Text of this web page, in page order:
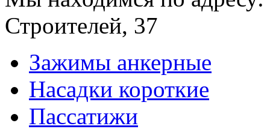
Строителей, 37
Зажимы анкерные
Насадки короткие
Пассатижи